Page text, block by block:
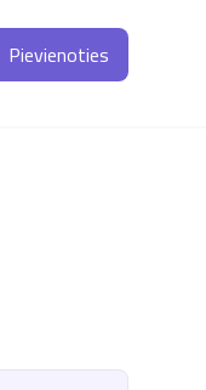
Pievienoties